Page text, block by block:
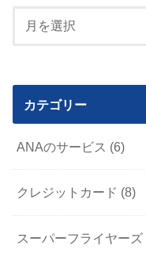
カテゴリー
ANAのサービス (6)
クレジットカード (8)
スーパーフライヤーズ